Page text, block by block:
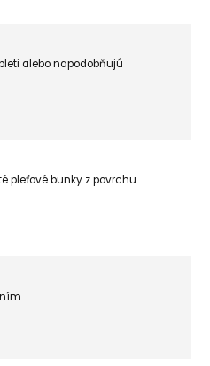
alebo napodobňujú
pleťové bunky z povrchu